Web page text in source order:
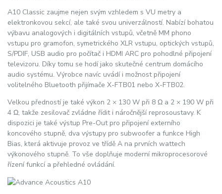
A10 Classic zaujme nejen svým vzhledem s VU metry a
elektronkovou sekcí, ale také svou univerzálností. Nabízí bohatou
výbavu analogových i digitálních vstupů, včetně MM phono
vstupu pro gramofon, symetrického XLR vstupu, optických vstupů,
S/PDIF, USB audio pro počítač i HDMI ARC pro pohodlné připojení
televizoru. Díky tomu se hodí jako skutečné centrum domácího
audio systému. Výrobce navíc uvádí i možnost připojení
volitelného Bluetooth přijímače X-FTB01 nebo X-FTB02.
Velkou předností je také výkon 2 × 130 W při 8 Ω a 2 × 190 W při
4 Ω, takže zesilovač zvládne řídit i náročnější reprosoustavy. K
dispozici je také výstup Pre-Out pro připojení externího
koncového stupně, dva výstupy pro subwoofer a funkce High
Bias, která aktivuje provoz ve třídě A na prvních wattech
výkonového stupně. To vše doplňuje moderní mikroprocesorové
řízení funkcí a přehledné ovládání.